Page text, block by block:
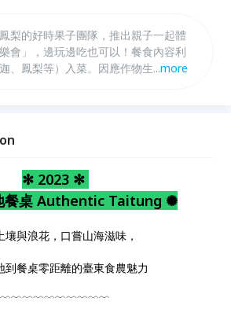
梨的好時果子團隊，推出親子一起體
會」，邊玩邊吃也可以！餐食內容利
、鳳梨等）入菜。因應作物生長週
...more
✻ 2023 ✻
餐桌 Authentic Taitung ✺
壤與浪花，口嘗山海滋味，
到餐桌零距離的臺東食農魅力
﹋﹋﹋﹋﹋﹋﹋﹋﹋﹋